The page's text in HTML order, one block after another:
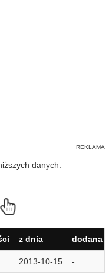
danych:
z dnia dodana
2013-10-15 -